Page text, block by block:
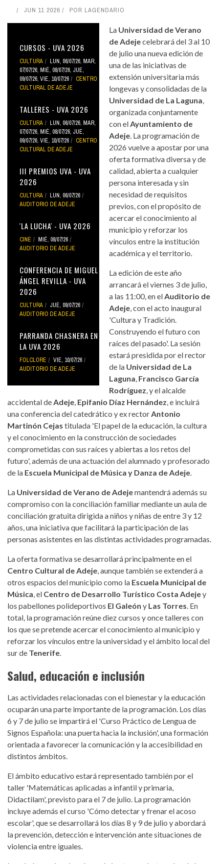
JUN 11 2026 POR LAGENDARIO
CURSOS - UVA 2026
CULTURA LUN, 06/07/26, MAR,
07/07/26, MIÉ, 08/07/26, JUE,
09/07/26, VIE, 10/07/26
CENTRO
CULTURAL DE ADEJE
TALLERES - UVA 2026
CULTURA LUN, 06/07/26, MAR,
07/07/26, MIÉ, 08/07/26, JUE,
09/07/26, VIE, 10/07/26
CENTRO
CULTURAL DE ADEJE
III PREMIOS UVA - UVA
2026
CULTURA
LUN, 06/07/26
AUDITORIO DE ADEJE
'LA LUCHA' - UVA 2026
CINE
MIÉ, 08/07/26
AUDITORIO DE ADEJE
CONFERENCIA DE MIGUEL
ÁNGEL REVILLA - UVA
2026
CULTURA
JUE, 09/07/26
AUDITORIO DE ADEJE
PARRANDA CHASNERA EN
LA UVA 2026
FOLCLORE
VIE, 10/07/26
AUDITORIO DE ADEJE
La Universidad de Verano
de Adejecelebrará del 3 al 10
de julio una nueva edición de
una de las iniciativas de
extensión universitaria más
longevas y consolidadas de la
Universidad de La Laguna,
organizada conjuntamente
con elAyuntamiento de
Adeje. La programación de
2026 vuelve a apostar por una
oferta formativa diversa y de
calidad, abierta a cualquier
persona interesada y sin
necesidad de requisitos
previos, con el propósito de
acercar el conocimiento al
municipio y reforzar los
vínculos entre la institución
académica y el territorio.
La edición de este año
arrancará el viernes 3 de julio,
a las 11:00, en elAuditorio de
Adeje, con el acto inaugural
'Cultura y Tradición.
Construyendo el futuro con
raíces del pasado'. La sesión
estará presidida por el rector
de la Universidad de La
Laguna, Francisco García
Rodríguez, y el alcalde
accidental deAdeje, Epifanio Díaz Hernández, e incluirá
una conferencia del catedrático y ex rectorAntonio
Martinón Cejas titulada 'El papel de la educación, la cultura
y el conocimiento en la construcción de sociedades
comprometidas con sus raíces y abiertas a los retos del
futuro', además de una actuación del alumnado y profesorado
de la Escuela Municipal de Música y Danza de Adeje.
La Universidad de Verano de Adejemantendrá además su
compromiso con la conciliación familiar mediante un aula de
conciliación gratuita dirigida a niños y niñas de entre 3 y 12
años, una iniciativa que facilitará la participación de las
personas asistentes en las distintas actividades programadas.
La oferta formativa se desarrollará principalmente en el
Centro Cultural de Adeje, aunque también se extenderá a
otros espacios del municipio como la Escuela Municipal de
Música, el Centro de Desarrollo Turístico Costa Adejey
los pabellones polideportivos El Galeón y Las Torres. En
total, la programación reúne diez cursos y once talleres con
los que se pretende acercar el conocimiento al municipio y
reforzar los vínculos entre la universidad y el ámbito local del
sur de Tenerife.
Salud, educación e inclusión
Las actividades relacionadas con el bienestar y la educación
ocuparán una parte importante de la programación. Los días
6 y 7 de julio se impartirá el 'Curso Práctico de Lengua de
Signos Española: una puerta hacia la inclusión', una formación
orientada a favorecer la comunicación y la accesibilidad en
distintos ámbitos.
El ámbito educativo estará representado también por el
taller 'Matemáticas aplicadas a infantil y primaria,
Didactilam', previsto para el 7 de julio. La programación
incluye además el curso 'Cómo detectar y frenar el acoso
escolar', que se desarrollará los días 8 y 9 de julio y abordará
la prevención, detección e intervención ante situaciones de
violencia entre iguales.